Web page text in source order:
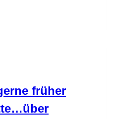
früher